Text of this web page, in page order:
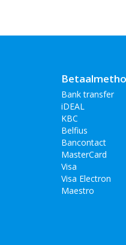
Bank transfer
iDEAL
KBC
Belfius
Bancontact
MasterCard
Visa
Visa Electron
Maestro